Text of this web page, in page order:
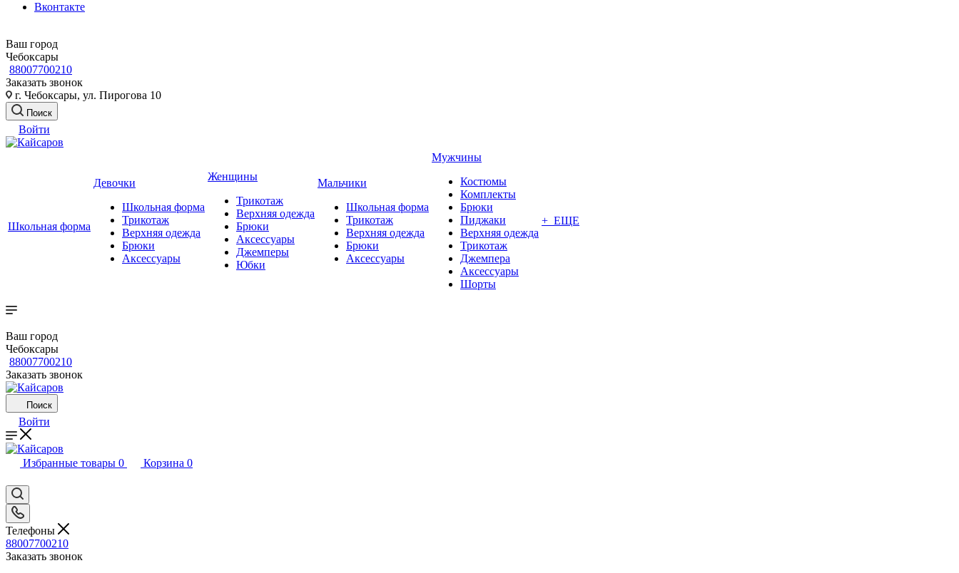
Вконтакте
Ваш город
Чебоксары
88007700210
Заказать звонок
г. Чебоксары, ул. Пирогова 10
Поиск
Войти
Школьная форма
Девочки
Школьная форма
Трикотаж
Верхняя одежда
Брюки
Аксессуары
Женщины
Трикотаж
Верхняя одежда
Брюки
Аксессуары
Джемперы
Юбки
Мальчики
Школьная форма
Трикотаж
Верхняя одежда
Брюки
Аксессуары
Мужчины
Костюмы
Комплекты
Брюки
Пиджаки
Верхняя одежда
Трикотаж
Джемпера
Аксессуары
Шорты
+ ЕЩЕ
Ваш город
Чебоксары
88007700210
Заказать звонок
Поиск
Войти
Избранные товары 0 Корзина 0
Телефоны
88007700210
Заказать звонок